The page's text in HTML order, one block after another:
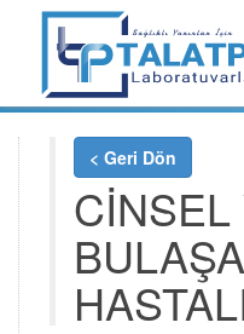
< Geri Dön